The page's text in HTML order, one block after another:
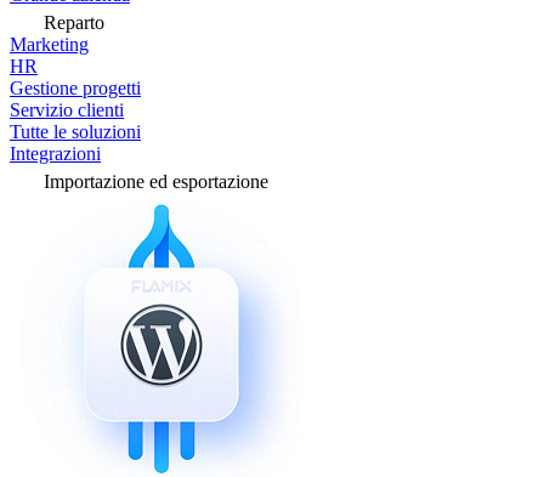
Reparto
Marketing
HR
Gestione progetti
Servizio clienti
Tutte le soluzioni
Integrazioni
Importazione ed esportazione